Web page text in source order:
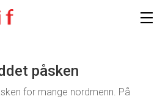
påsken
for mange nordmenn. På